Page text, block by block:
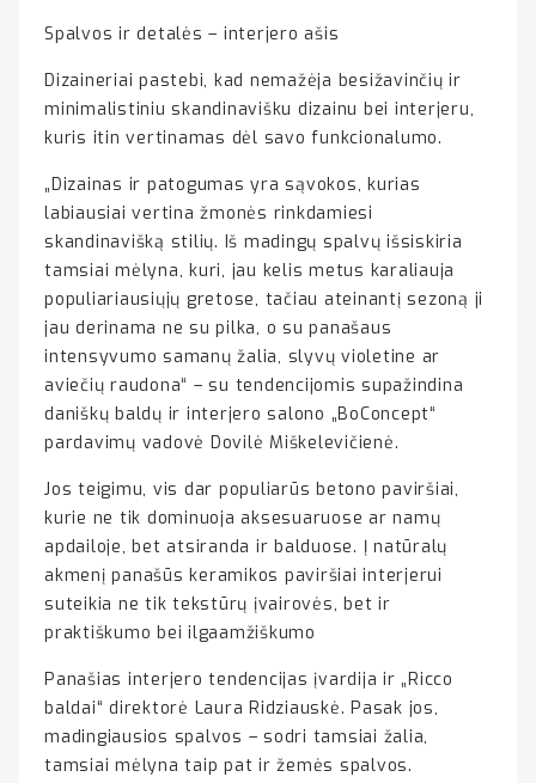
Spalvos ir detalės – interjero ašis
Dizaineriai pastebi, kad nemažėja besižavinčių ir
minimalistiniu skandinavišku dizainu bei interjeru,
kuris itin vertinamas dėl savo funkcionalumo.
„Dizainas ir patogumas yra sąvokos, kurias
labiausiai vertina žmonės rinkdamiesi
skandinavišką stilių. Iš madingų spalvų išsiskiria
tamsiai mėlyna, kuri, jau kelis metus karaliauja
populiariausiųjų gretose, tačiau ateinantį sezoną ji
jau derinama ne su pilka, o su panašaus
intensyvumo samanų žalia, slyvų violetine ar
aviečių raudona“ – su tendencijomis supažindina
daniškų baldų ir interjero salono „BoConcept“
pardavimų vadovė Dovilė Miškelevičienė.
Jos teigimu, vis dar populiarūs betono paviršiai,
kurie ne tik dominuoja aksesuaruose ar namų
apdailoje, bet atsiranda ir balduose. Į natūralų
akmenį panašūs keramikos paviršiai interjerui
suteikia ne tik tekstūrų įvairovės, bet ir
praktiškumo bei ilgaamžiškumo
Panašias interjero tendencijas įvardija ir „Ricco
baldai“ direktorė Laura Ridziauskė. Pasak jos,
madingiausios spalvos – sodri tamsiai žalia,
tamsiai mėlyna taip pat ir žemės spalvos.